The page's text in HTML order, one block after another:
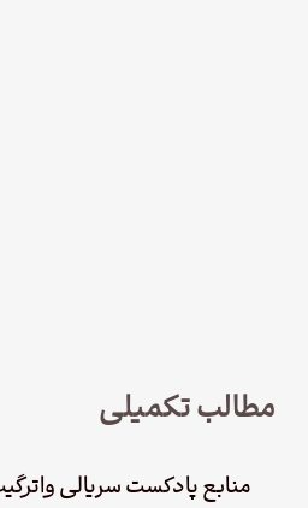
مطالب تکمیلی
منابع پادکست سریالی